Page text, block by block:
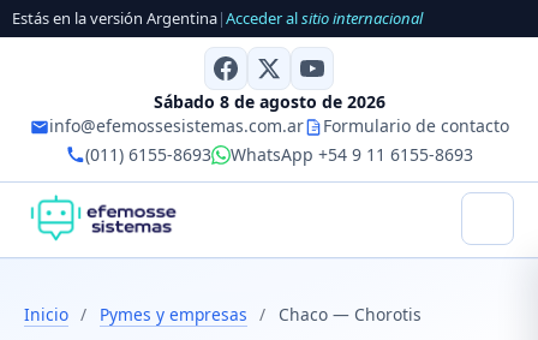
Estás en la versión Argentina|Acceder alsitio internacional
Sábado 8 de agosto de 2026
info@efemossesistemas.com.ar
Formulario de contacto
(011) 6155-8693
WhatsApp +54 9 11 6155-8693
Inicio / Pymes y empresas / Chaco — Chorotis